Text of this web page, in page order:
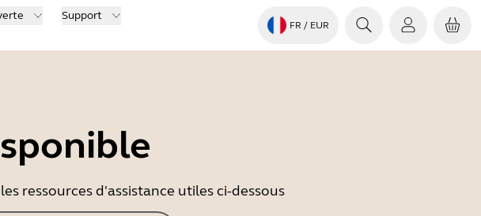
Support
FR / EUR
ressources d'assistance utiles ci-dessous